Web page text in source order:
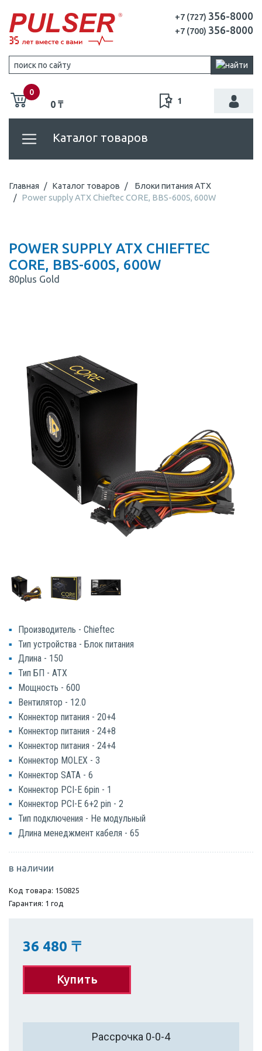
+7 (727) 356-8000
+7 (700) 356-8000
0
0 ₸ 1
Каталог товаров
Главная Каталог товаров
Блоки питания ATX
Power supply ATX Chieftec CORE, BBS-600S, 600W
POWER SUPPLY ATX CHIEFTEC
CORE, BBS-600S, 600W
80plus Gold
Производитель - Chieftec
Тип устройства - Блок питания
Длина - 150
Тип БП - ATX
Мощность - 600
Вентилятор - 12.0
Коннектор питания - 20+4
Коннектор питания - 24+8
Коннектор питания - 24+4
Коннектор MOLEX - 3
Коннектор SATA - 6
Коннектор PCI-E 6pin - 1
Коннектор PCI-E 6+2 pin - 2
Тип подключения - Не модульный
Длина менеджмент кабеля - 65
в наличии
Код товара: 150825
Гарантия: 1 год
36 480 〒
Купить
Рассрочка 0-0-4